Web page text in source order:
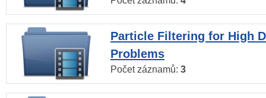
Particle Filtering for High
Problems
Počet záznamů: 3